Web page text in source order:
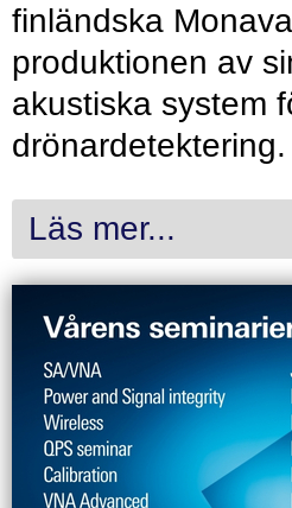
finländska
produktionen av
akustiska system
drönardetektering.
Läs mer...